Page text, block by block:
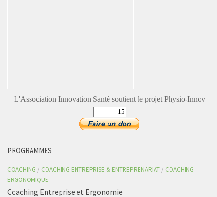
L'Association Innovation Santé soutient le projet Physio-Innov
PROGRAMMES
COACHING / COACHING ENTREPRISE & ENTREPRENARIAT / COACHING
ERGONOMIQUE
Coaching Entreprise et Ergonomie